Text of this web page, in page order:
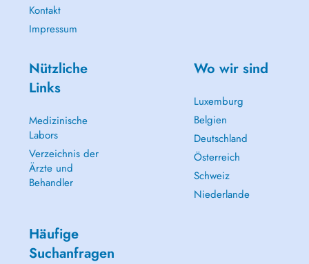
précis et de mettre en place un plan de traitement individualisé. Mon
objectif est daccompagner durablement mes patients dans leur
rétablissement, leur confort de vie et leur autonomie, que ce soit dans
Kontakt
Impressum
Nützliche
Links
Medizinische
Labors
Verzeichnis der
Ärzte und
Behandler
Wo wir sind
Luxemburg
Belgien
Deutschland
Österreich
Schweiz
Niederlande
Häufige
Suchanfragen